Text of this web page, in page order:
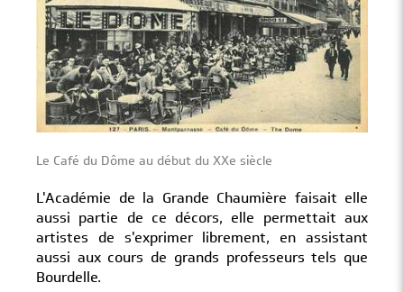
Le Café du Dôme au début du XXe siècle
L'Académie de la Grande Chaumière faisait elle
aussi partie de ce décors, elle permettait aux
artistes de s'exprimer librement, en assistant
aussi aux cours de grands professeurs tels que
Bourdelle.